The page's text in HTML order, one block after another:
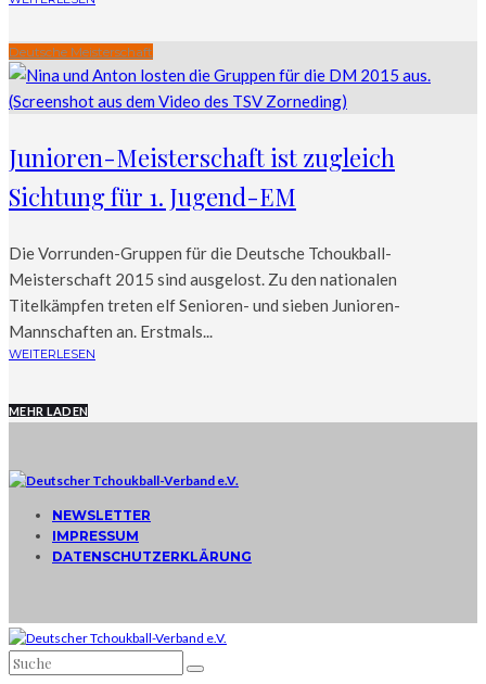
Deutsche Meisterschaft
Junioren-Meisterschaft ist zugleich
Sichtung für 1. Jugend-EM
Die Vorrunden-Gruppen für die Deutsche Tchoukball-
Meisterschaft 2015 sind ausgelost. Zu den nationalen
Titelkämpfen treten elf Senioren- und sieben Junioren-
Mannschaften an. Erstmals...
WEITERLESEN
MEHR LADEN
NEWSLETTER
IMPRESSUM
DATENSCHUTZERKLÄRUNG